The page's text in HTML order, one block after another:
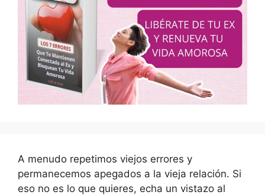
A menudo repetimos viejos errores y
permanecemos apegados a la vieja relación. Si
eso no es lo que quieres, echa un vistazo al